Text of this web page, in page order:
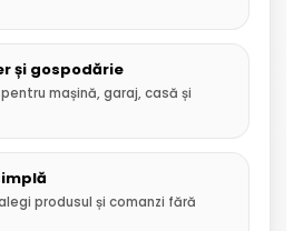
și gospodărie
mașină, garaj, casă și
produsul și comanzi fără